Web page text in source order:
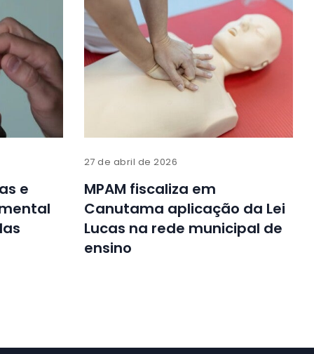
e
27 de abril de 2026
MPAM fiscaliza em
Canutama aplicação da Lei
Lucas na rede municipal de
ensino